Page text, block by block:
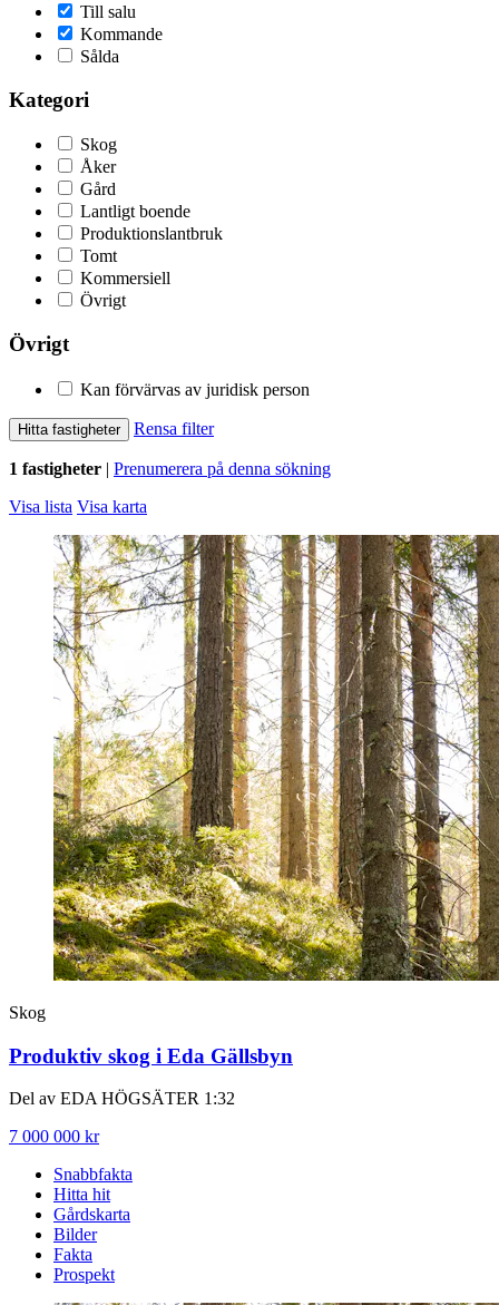
Till salu
Kommande
Sålda
Kategori
Skog
Åker
Gård
Lantligt boende
Produktionslantbruk
Tomt
Kommersiell
Övrigt
Övrigt
Kan förvärvas av juridisk person
Hitta fastigheter Rensa filter
1 fastigheter | Prenumerera på denna sökning
Visa lista Visa karta
Skog
Produktiv skog i Eda Gällsbyn
Del av EDA HÖGSÄTER 1:32
7 000 000 kr
Snabbfakta
Hitta hit
Gårdskarta
Bilder
Fakta
Prospekt